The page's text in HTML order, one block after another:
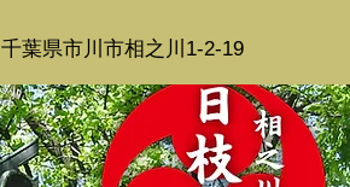
千葉県市川市相之川1-2-19